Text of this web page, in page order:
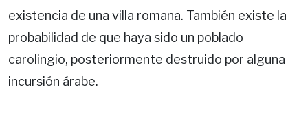
existencia de una villa romana. También existe la
probabilidad de que haya sido un poblado
carolingio, posteriormente destruido por alguna
incursión árabe.